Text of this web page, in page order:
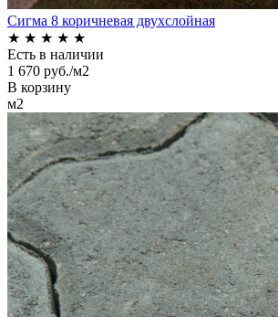
Сигма 8 коричневая двухслойная
★ ★ ★ ★ ★
Есть в наличии
1 670 руб./м2
В корзину
м2